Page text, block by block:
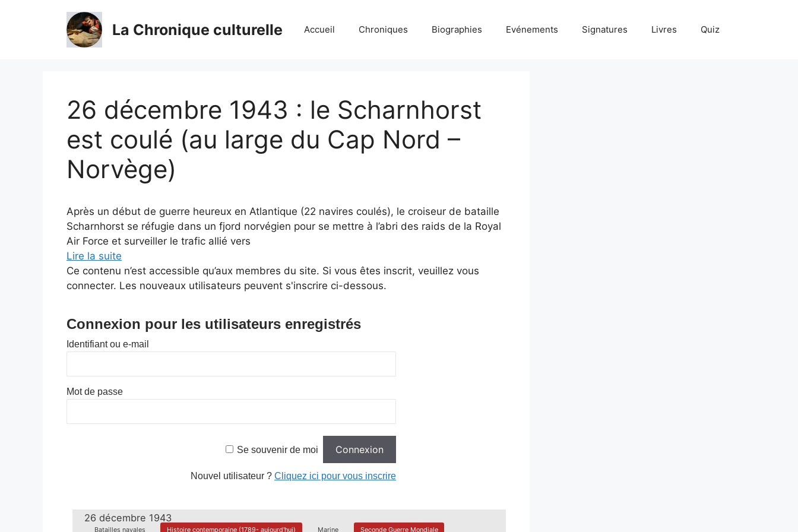
La Chronique culturelle Accueil Chroniques Biographies Evénements Signatures Livres Quiz
26 décembre 1943 : le Scharnhorst
est coulé (au large du Cap Nord –
Norvège)
Après un début de guerre heureux en Atlantique (22 navires coulés), le croiseur de bataille
Scharnhorst se réfugie dans un fjord norvégien pour se mettre à l’abri des raids de la Royal
Air Force et surveiller le trafic allié vers
Lire la suite
Ce contenu n’est accessible qu’aux membres du site. Si vous êtes inscrit, veuillez vous
connecter. Les nouveaux utilisateurs peuvent s'inscrire ci-dessous.
Connexion pour les utilisateurs enregistrés
Identifiant ou e-mail
Mot de passe
Se souvenir de moi
Nouvel utilisateur ? Cliquez ici pour vous inscrire
26 décembre 1943
Batailles navales Histoire contemporaine (1789- aujourd'hui) Marine Seconde Guerre Mondiale